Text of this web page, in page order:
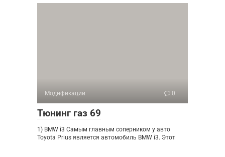
Модификации 0
Тюнинг газ 69
1) BMW i3 Самым главным соперником у авто
Toyota Prius является автомобиль BMW i3. Этот